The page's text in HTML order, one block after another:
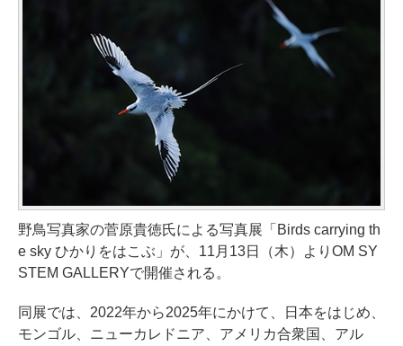
野鳥写真家の菅原貴徳氏による写真展「Birds carrying th
e sky ひかりをはこぶ」が、11月13日（木）よりOM SY
STEM GALLERYで開催される。
同展では、2022年から2025年にかけて、日本をはじめ、
モンゴル、ニューカレドニア、アメリカ合衆国、アル